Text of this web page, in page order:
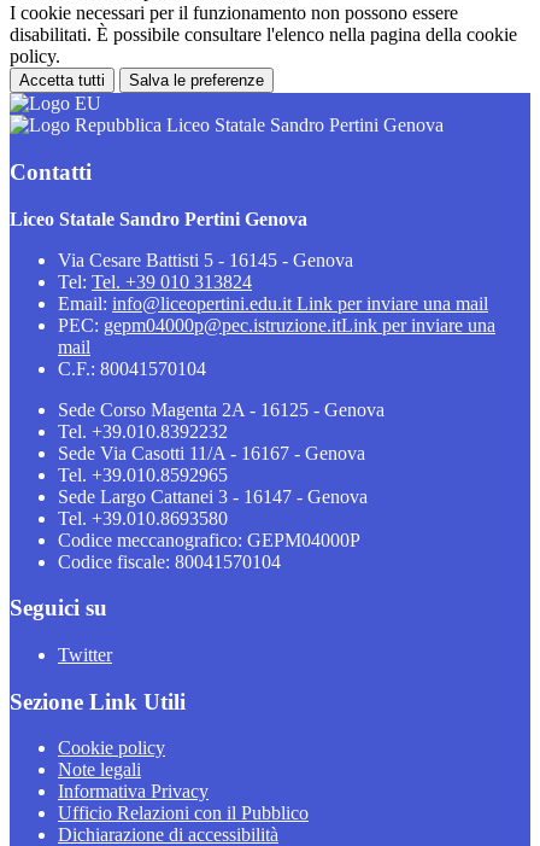
I cookie necessari per il funzionamento non possono essere
disabilitati. È possibile consultare l'elenco nella pagina della cookie
policy.
Accetta tutti Salva le preferenze
Liceo Statale Sandro Pertini Genova
Contatti
Liceo Statale Sandro Pertini Genova
Via Cesare Battisti 5 - 16145 - Genova
Tel: Tel. +39 010 313824
Email: info@liceopertini.edu.it Link per inviare una mail
PEC: gepm04000p@pec.istruzione.itLink per inviare una
mail
C.F.: 80041570104
Sede Corso Magenta 2A - 16125 - Genova
Tel. +39.010.8392232
Sede Via Casotti 11/A - 16167 - Genova
Tel. +39.010.8592965
Sede Largo Cattanei 3 - 16147 - Genova
Tel. +39.010.8693580
Codice meccanografico: GEPM04000P
Codice fiscale: 80041570104
Seguici su
Twitter
Sezione Link Utili
Cookie policy
Note legali
Informativa Privacy
Ufficio Relazioni con il Pubblico
Dichiarazione di accessibilità